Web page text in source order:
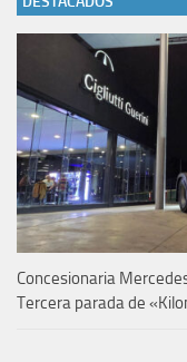
Concesionaria
Tercera parada de